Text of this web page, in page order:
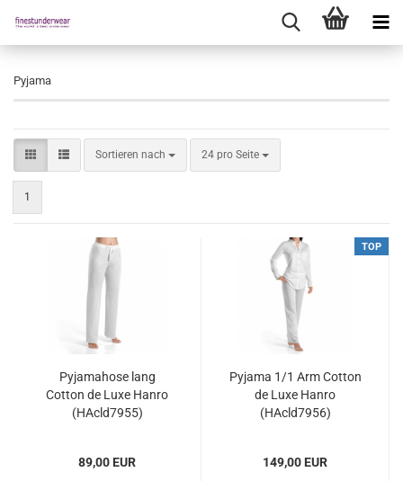
Pyjama
Sortieren nach
Sortieren nach 24 pro Seite
pro Seite
1
Pyjamahose lang
Cotton de Luxe Hanro
(HAcld7955)
89,00 EUR
TOP
Pyjama 1/1 Arm Cotton
de Luxe Hanro
(HAcld7956)
149,00 EUR